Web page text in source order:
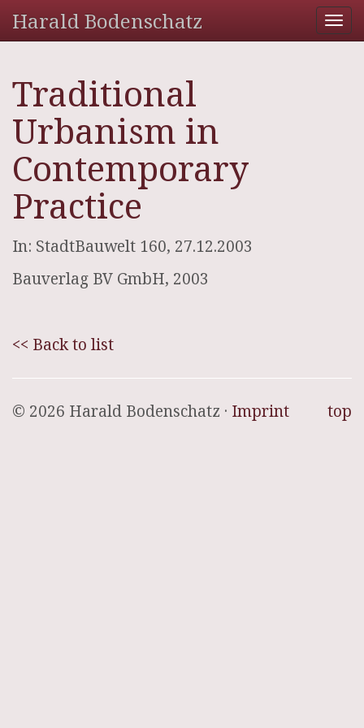
Harald Bodenschatz
Traditional
Urbanism in
Contemporary
Practice
In: StadtBauwelt 160, 27.12.2003
Bauverlag BV GmbH, 2003
<< Back to list
top
© 2026 Harald Bodenschatz · Imprint